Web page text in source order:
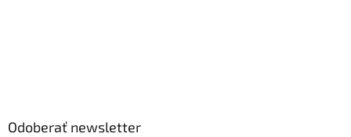
Odoberať newsletter